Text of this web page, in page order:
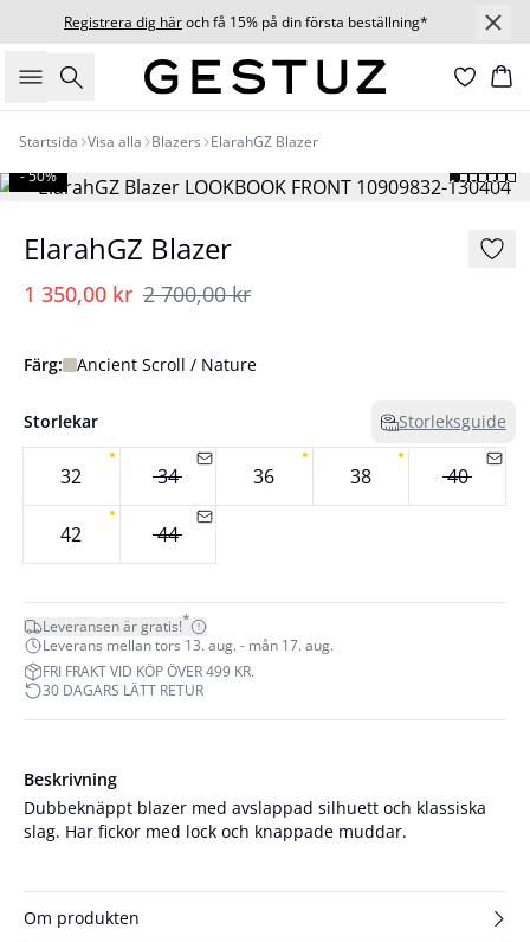
Registrera dig häroch få 15% på din första beställning*
Sök
Startsida Visa alla Blazers ElarahGZ Blazer
- 50%
ElarahGZ Blazer
1 350,00 kr 2 700,00 kr
Färg: Ancient Scroll / Nature
Storlekar Storleksguide
32 34 36 38 40
42 44
Leveransen är gratis!*
Leverans mellan tors 13. aug. - mån 17. aug.
FRI FRAKT VID KÖP ÖVER 499 KR.
30 DAGARS LÄTT RETUR
Beskrivning
Dubbeknäppt blazer med avslappad silhuett och klassiska
slag. Har fickor med lock och knappade muddar.
Om produkten